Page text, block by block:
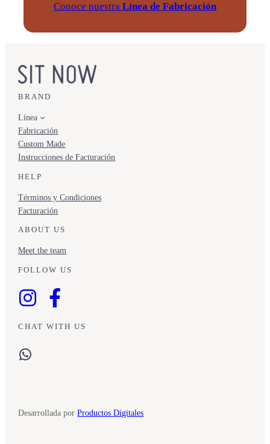
Conoce nuestra Línea de Fabricación
BRAND
Línea
Fabricación
Custom Made
Instrucciones de Facturación
HELP
Términos y Condiciones
Facturación
ABOUT US
Meet the team
FOLLOW US
CHAT WITH US
WhatsApp
Desarrollada porProductos Digitales